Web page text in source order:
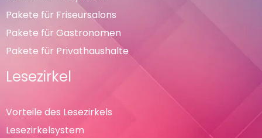
Pakete für Friseursalons
Pakete für Gastronomen
Pakete für Privathaushalte
Lesezirkel
Vorteile des Lesezirkels
Lesezirkelsystem